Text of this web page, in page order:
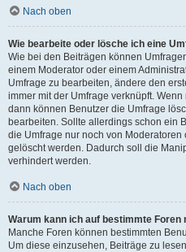
Nach oben
Wie bearbeite oder lösche ich eine
Wie bei den Beiträgen können
einem Moderator oder einem
Umfrage zu bearbeiten, ändere den
immer mit der Umfrage verknüpft.
dann können Benutzer die Umfrage
bearbeiten. Sollte allerdings schon ein
die Umfrage nur noch von
gelöscht werden. Dadurch soll die
verhindert werden.
Nach oben
Warum kann ich auf bestimmte Foren
Manche Foren können bestimmten
Um diese einzusehen, Beiträge zu